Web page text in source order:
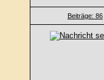
Beiträge: 86